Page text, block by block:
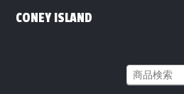
CONEY ISLAND